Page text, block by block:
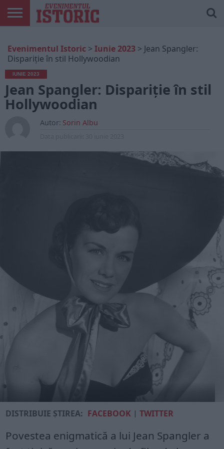
ONLINE
EDIȚII
TIPĂRITE
ISTORIC
PLAY
CONTUL
MEU
Evenimentul Istoric > Iunie 2023 > Jean Spangler:
Dispariție în stil Hollywoodian
IUNIE 2023
Jean Spangler: Dispariție în stil
Hollywoodian
Autor: Sorin Albu
DISTRIBUIE ȘTIREA: FACEBOOK |TWITTER
Povestea enigmatică a lui Jean Spangler a